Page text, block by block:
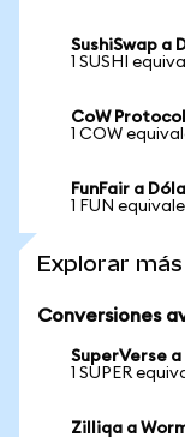
SushiSwap a
1 SUSHI
CoW
1 COW
FunFair a
1 FUN
Explorar
Conversiones
SuperVerse
1 SUPER
Zilliqa a